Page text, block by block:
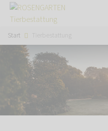
Start Tierbestattung